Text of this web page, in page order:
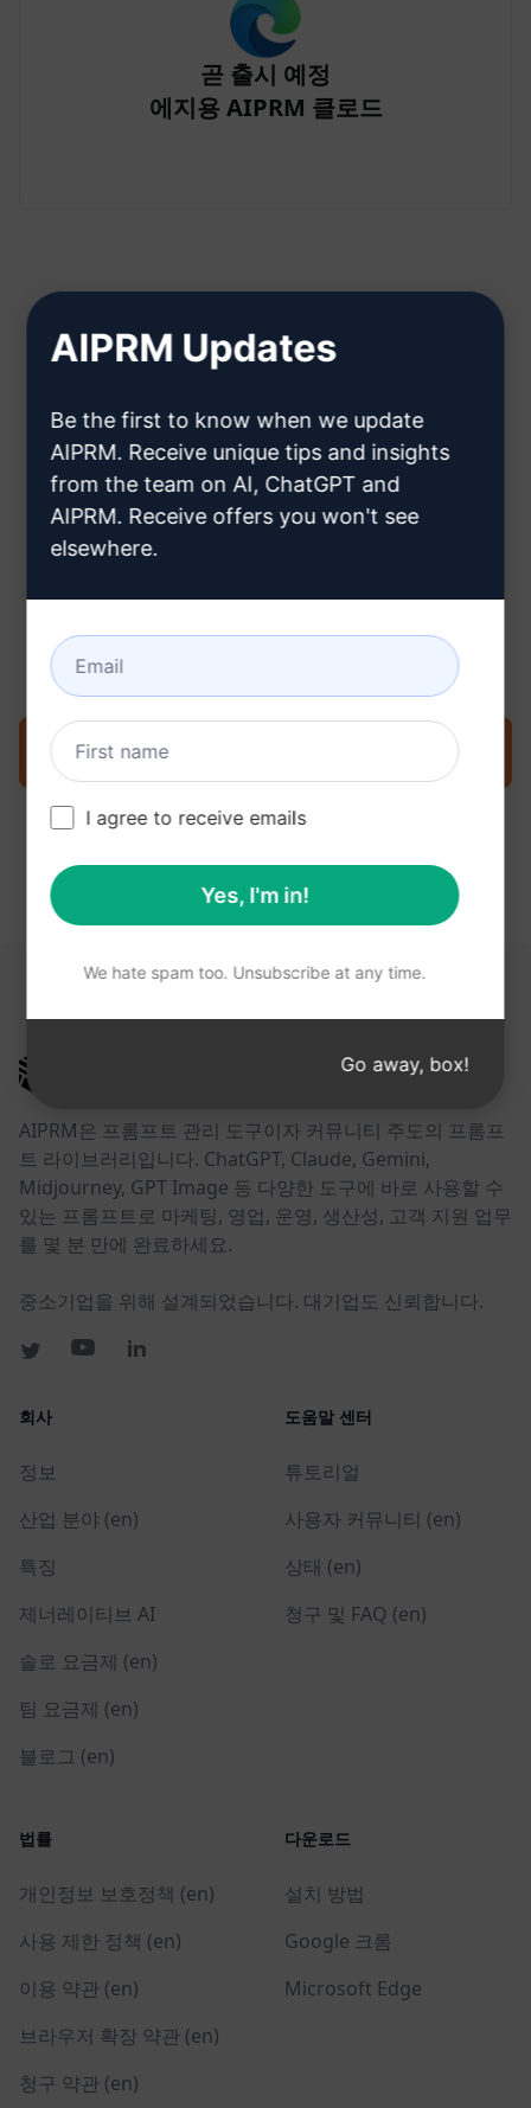
곧 출시 예정
에지용 AIPRM 클로드
2단계: Claude 계정 만들기
클라우데 계정을 만드는 방법을 알
아보려면 여기를 클릭하세요.
3단계: Claude에서 프롬프트 사용
지금 Claude에서 프롬프트를 사용해 보세요.
AIPRM은 프롬프트 관리 도구이자 커뮤니티 주도의 프롬프
트 라이브러리입니다. ChatGPT, Claude, Gemini,
Midjourney, GPT Image 등 다양한 도구에 바로 사용할 수
있는 프롬프트로 마케팅, 영업, 운영, 생산성, 고객 지원 업무
를 몇 분 만에 완료하세요.
중소기업을 위해 설계되었습니다. 대기업도 신뢰합니다.
회사
정보
산업 분야 (en)
특징
제너레이티브 AI
솔로 요금제 (en)
팀 요금제 (en)
블로그 (en)
도움말 센터
튜토리얼
사용자 커뮤니티 (en)
상태 (en)
청구 및 FAQ (en)
법률
개인정보 보호정책 (en)
사용 제한 정책 (en)
이용 약관 (en)
브라우저 확장 약관 (en)
청구 약관 (en)
다운로드
설치 방법
Google 크롬
Microsoft Edge
AIPRM Updates
Be the first to know when we update
AIPRM. Receive unique tips and insights
from the team on AI, ChatGPT and
AIPRM. Receive offers you won't see
elsewhere.
I agree to receive emails
Yes, I'm in!
We hate spam too. Unsubscribe at any time.
Go away, box!